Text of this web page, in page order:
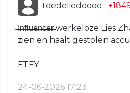
toedeliedoooo
̶I̶n̶f̶l̶u̶e̶n̶c̶e̶r̶ werkeloze Lies
zien en haalt gestolen
FTFY
24-06-2026 17:23